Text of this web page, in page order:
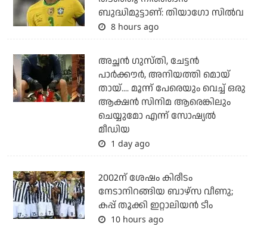
ബുദ്ധിമുട്ടാണ്: തിയാഗോ സില്‍വ
8 hours ago
അച്ഛന്‍ ഗുസ്തി, ചേട്ടന്‍
പാര്‍ക്കൗര്‍, അനിയത്തി മൊയ്
തായ്.... മൂന്ന് പേരെയും വെച്ച് ഒരു
ആക്ഷന്‍ സിനിമ ആരെങ്കിലും
ചെയ്യുമോ എന്ന് സോഷ്യല്‍
മീഡിയ
1 day ago
2002ന് ശേഷം കിരീടം
നേടാനിറങ്ങിയ ബാഴ്സ വീണു;
കപ്പ് തൂക്കി ഇറ്റാലിയൻ ടീം
10 hours ago